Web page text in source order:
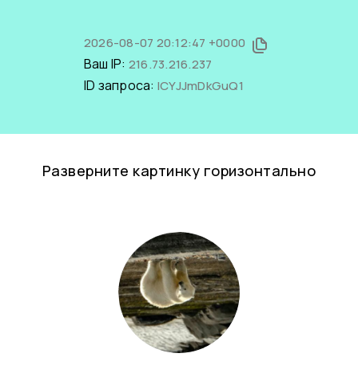
2026-08-07 20:12:47 +0000
Ваш IP: 216.73.216.237
ID запроса: lCYJJmDkGuQ1
Разверните картинку горизонтально